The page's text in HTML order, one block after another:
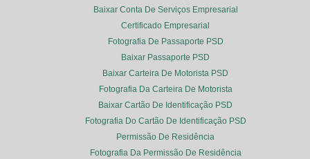
Baixar Conta De Serviços Empresarial
Certificado Empresarial
Fotografia De Passaporte PSD
Baixar Passaporte PSD
Baixar Carteira De Motorista PSD
Fotografia Da Carteira De Motorista
Baixar Cartão De Identificação PSD
Fotografia Do Cartão De Identificação PSD
Permissão De Residência
Fotografia Da Permissão De Residência